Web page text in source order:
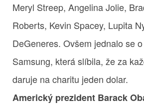
Meryl Streep, Angelina Jolie,
Roberts, Kevin Spacey, Lupita
DeGeneres. Ovšem jednalo se
Samsung, která slíbila, že za
daruje na charitu jeden dolar.
Americký prezident Barack